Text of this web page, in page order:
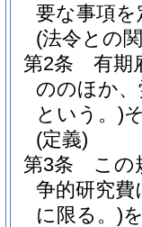
要な事項
(法令との
第2条
有期
ののほか
という。)
(定義)
第3条
この
争的研究費
に限る。)